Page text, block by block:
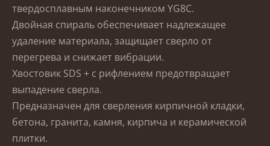
твердосплавным наконечником YG8C.
Двойная спираль обеспечивает надлежащее
удаление материала, защищает сверло от
перегрева и снижает вибрации.
Хвостовик SDS + с рифлением предотвращает
выпадение сверла.
Предназначен для сверления кирпичной кладки,
бетона, гранита, камня, кирпича и керамической
плитки.